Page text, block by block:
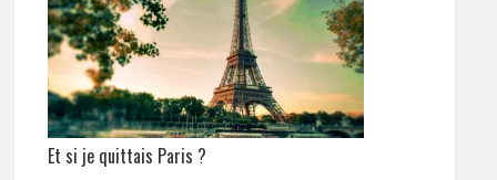
Et si je quittais Paris ?